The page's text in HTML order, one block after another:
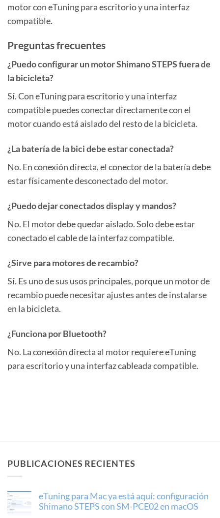
motor con eTuning para escritorio y una interfaz
compatible.
Preguntas frecuentes
¿Puedo configurar un motor Shimano STEPS fuera de
la bicicleta?
Sí. Con eTuning para escritorio y una interfaz
compatible puedes conectar directamente con el
motor cuando está aislado del resto de la bicicleta.
¿La batería de la bici debe estar conectada?
No. En conexión directa, el conector de la batería debe
estar físicamente desconectado del motor.
¿Puedo dejar conectados display y mandos?
No. El motor debe quedar aislado. Solo debe estar
conectado el cable de la interfaz compatible.
¿Sirve para motores de recambio?
Sí. Es uno de sus usos principales, porque un motor de
recambio puede necesitar ajustes antes de instalarse
en la bicicleta.
¿Funciona por Bluetooth?
No. La conexión directa al motor requiere eTuning
para escritorio y una interfaz cableada compatible.
PUBLICACIONES RECIENTES
eTuning para Mac ya está aquí: configuración
Shimano STEPS con SM-PCE02 en macOS